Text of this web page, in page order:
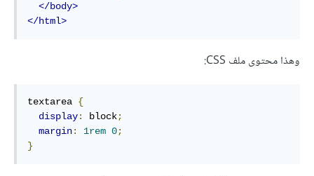
</body>
</html>
وهذا محتوى ملف CSS:
textarea {
display: block;
margin: 1rem 0;
}